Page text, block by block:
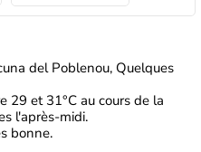
del Poblenou, Quelques
29 et 31°C au cours de la
l'après-midi.
bonne.